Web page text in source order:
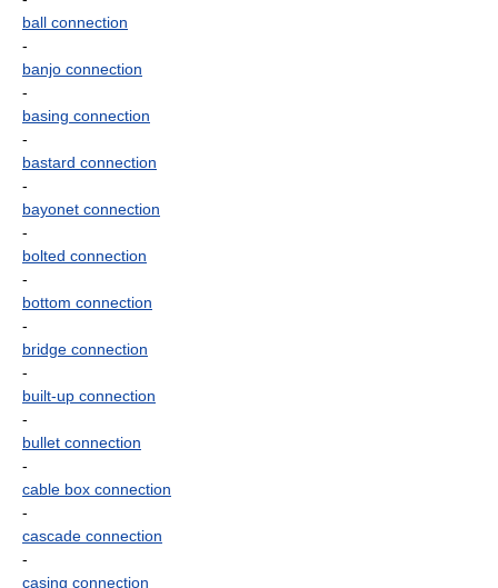
ball connection
-
banjo connection
-
basing connection
-
bastard connection
-
bayonet connection
-
bolted connection
-
bottom connection
-
bridge connection
-
built-up connection
-
bullet connection
-
cable box connection
-
cascade connection
-
casing connection